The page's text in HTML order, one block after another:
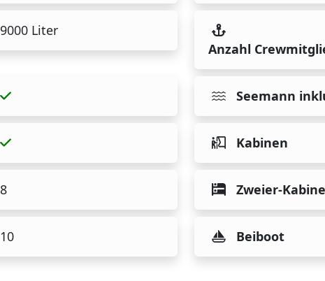
9000 Liter
Anzahl
Seemann
Kabinen
8 Zweier-Kabine
10 Beiboot